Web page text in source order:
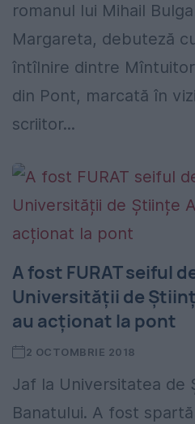
romanul lui Mihail
Margareta, debuteză
întîlnire dintre
din Pont, marcată în
scriitor...
A fost FURAT seiful
Universității de
au acționat la pont
2 OCTOMBRIE 2018
Jaf la Universitatea de
Banatului. A fost